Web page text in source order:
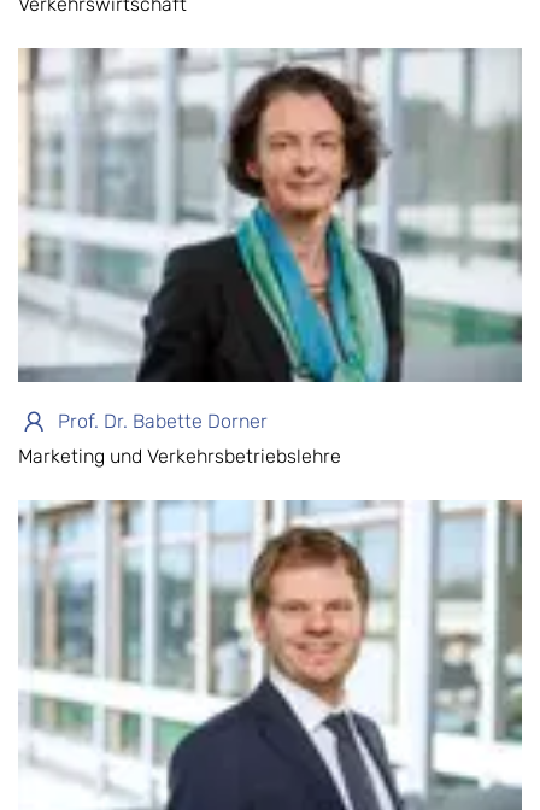
Prof. Dr. Babette Dorner
Marketing und Verkehrsbetriebslehre